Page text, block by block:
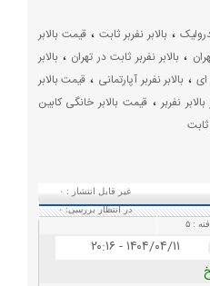
،بالابر نفربر ثابت ،قیمت بالابر
،بالابر نفربر ثابت در تهران ،بالابر
ای، بالابر نفربر آپارتمانی ، قیمت بالابر
نفربر،قیمت بالابر خانگی کابین
غیر قابل انتشار : ۰
در انتظار بررسی:۰
:۵
۱۴۰۴/۰۴/۱۱ - ۲۰:۱۶